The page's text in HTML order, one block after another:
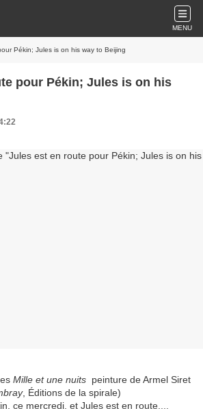
MENU
Pékin; Jules is on his way to Beijing
pour Pékin; Jules is on his
Mille et une nuitspeinture de Armel Siret
, Éditions de la spirale)
ce mercredi, et Jules est en route....